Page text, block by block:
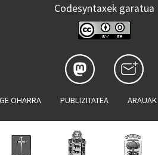
Codesyntaxek garatua
OHARRA PUBLIZITATEA ARAUAK